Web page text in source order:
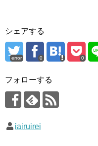
シェアする
error 0 0
フォローする
iairuirei